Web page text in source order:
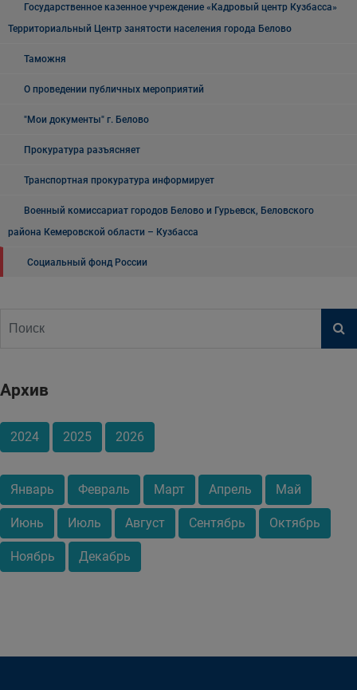
Государственное казенное учреждение «Кадровый центр Кузбасса»
Территориальный Центр занятости населения города Белово
Таможня
О проведении публичных мероприятий
"Мои документы" г. Белово
Прокуратура разъясняет
Транспортная прокуратура информирует
Военный комиссариат городов Белово и Гурьевск, Беловского
района Кемеровской области – Кузбасса
Социальный фонд России
Архив
2024 2025 2026
Январь Февраль Март Апрель Май
Июнь Июль Август Сентябрь Октябрь
Ноябрь Декабрь